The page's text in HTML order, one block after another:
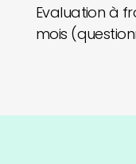
Evaluation à
mois